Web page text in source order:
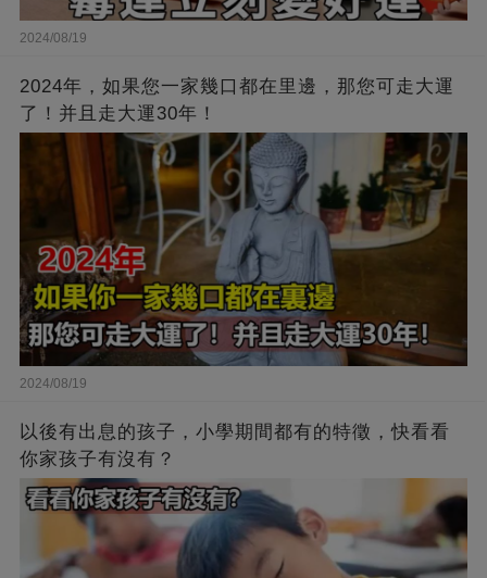
2024/08/19
2024年，如果您一家幾口都在里邊，那您可走大運
了！并且走大運30年！
2024/08/19
以後有出息的孩子，小學期間都有的特徵，快看看
你家孩子有沒有？